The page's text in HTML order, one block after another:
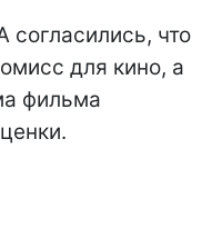
согласились, что
для кино, а
фильма